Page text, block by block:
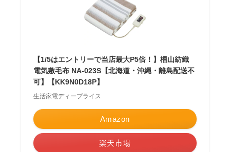
【1/5はエントリーで当店最大P5倍！】椙山紡織
電気敷毛布 NA-023S【北海道・沖縄・離島配送不
可】【KK9N0D18P】
生活家電ディープライス
Amazon
楽天市場